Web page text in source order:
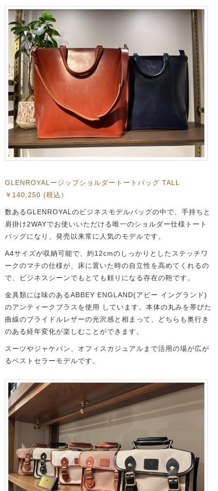
GLENROYALージップショルダートートバッグ TALL
￥140,250 (税込）
数あるGLENROYALのビジネスモデルバッグの中で、手持ちと
肩掛け2WAYでお使いいただける唯一のショルダー仕様トート
バッグになり、発売以来常に人気のモデルです。
A4サイズが収納可能で、約12cmのしっかりとしたステッチワ
ークのマチの仕様が、床に置いた時の自立性を高めてくれるの
で、ビジネスシーンでもとても頼りになる存在の鞄です。
金具類には味のあるABBEY ENGLAND(アビー イングランド)
のアンティークブラスを使用
しています。本体の丸みを帯びた
曲線のブライドルレザーの光沢感と相まって、どちらも奥行き
のある経年変化が楽しむことができます。
スーツやジャケパン、オフィスカジュアルまで活用の場が広が
るベストセラーモデルです。